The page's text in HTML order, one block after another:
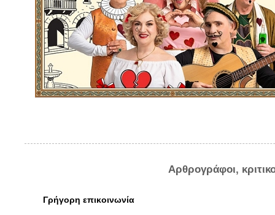
Αρθρογράφοι,
Γρήγορη επικοινωνία